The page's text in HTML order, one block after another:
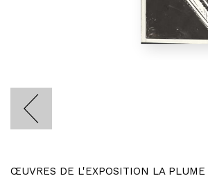
ŒUVRES DE L'EXPOSITION LA